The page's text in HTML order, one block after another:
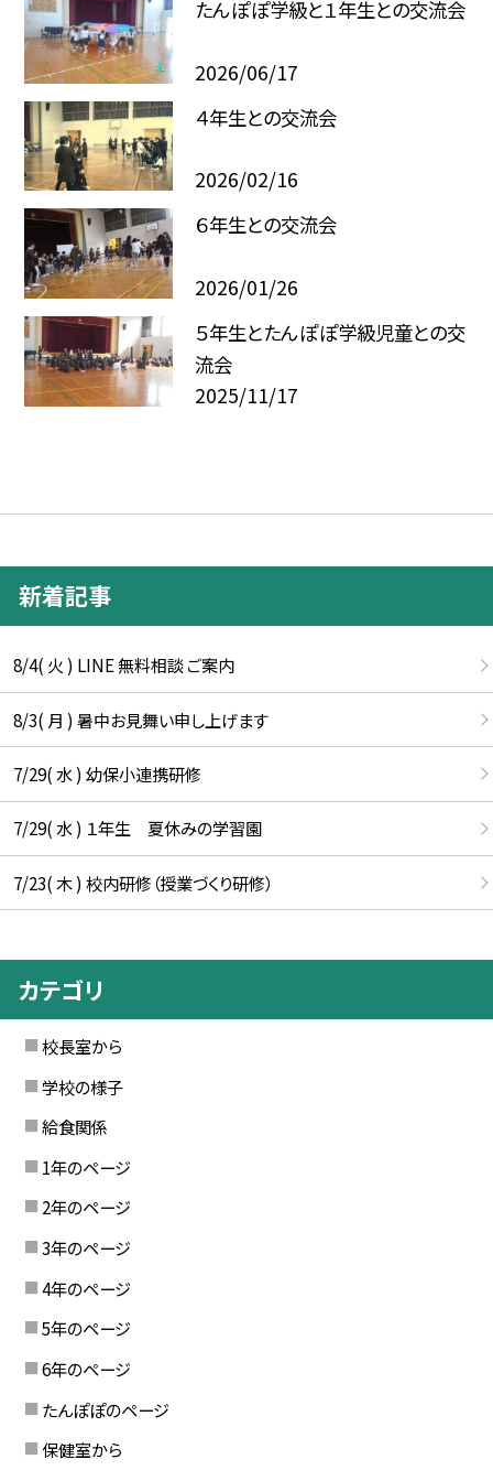
たんぽぽ学級と１年生との交流会
2026/06/17
４年生との交流会
2026/02/16
６年生との交流会
2026/01/26
５年生とたんぽぽ学級児童との交
流会
2025/11/17
新着記事
8/4( 火 ) LINE 無料相談 ご案内
8/3( 月 ) 暑中お見舞い申し上げます
7/29( 水 ) 幼保小連携研修
7/29( 水 ) １年生 夏休みの学習園
7/23( 木 ) 校内研修（授業づくり研修）
カテゴリ
校長室から
学校の様子
給食関係
1年のページ
2年のページ
3年のページ
4年のページ
5年のページ
6年のページ
たんぽぽのページ
保健室から